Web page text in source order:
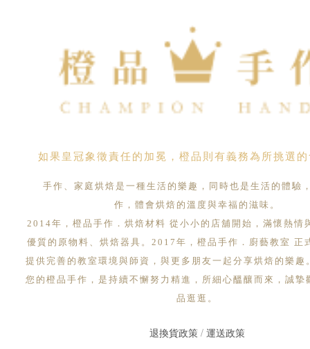
如果皇冠象徵責任的加冕，橙品則有義務為所挑選
手作、家庭烘焙是一種生活的樂趣，同時也是生活的體驗
作，體會烘焙的溫度與幸福的滋味。
2014年，橙品手作．烘焙材料 從小小的店舖開始，滿懷熱情
優質的原物料、烘焙器具。2017年，橙品手作．廚藝教室 正
提供完善的教室環境與師資，與更多朋友一起分享烘焙的樂趣
您的橙品手作，是持續不懈努力精進，所細心醞釀而來，誠摯
品逛逛。
退換貨政策/ 運送政策